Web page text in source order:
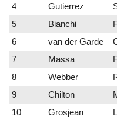
4
Gutierrez
5
Bianchi
6
van der Garde
7
Massa
8
Webber
9
Chilton
10
Grosjean